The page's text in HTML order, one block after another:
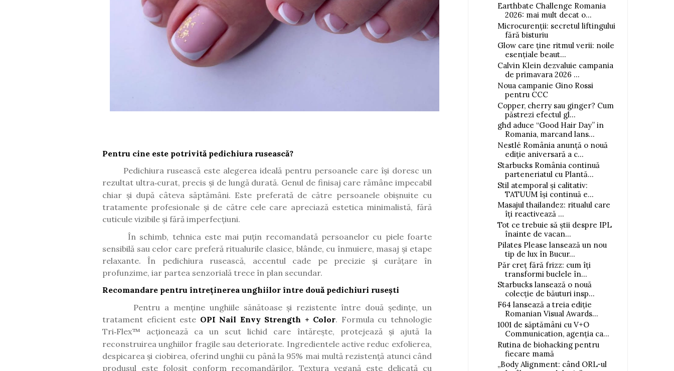
Pentru cine este potrivită pedichiura rusească?
Pedichiura rusească este alegerea ideală pentru persoanele care își doresc un
rezultat ultra‑curat, precis și de lungădurată. Genul de finisaj care rămâne impecabil
chiar și după câteva săptămâni. Este preferatăde către persoanele obișnuite cu
tratamente profesionale și de către cele care apreciazăestetica minimalistă, fără
cuticule vizibile și fără imperfecțiuni.
În schimb, tehnica este mai puțin recomandată persoanelor cu piele foarte
sensibilă sau celor care preferă ritualurile clasice, blânde, cu înmuiere, masaj și etape
relaxante. În pedichiura rusească, accentul cade pe precizie și curățare în
profunzime, iar partea senzorială trece în plan secundar.
Recomandare pentru întreținerea unghiilor între două pedichiuri rusești
Pentru a menține unghiile sănătoase și rezistente între două ședințe, un
tratament eficient este OPI Nail Envy Strength + Color. Formula cu tehnologie
Tri‑Flex™ acționează ca un scut lichid care întărește, protejează și ajută la
reconstruirea unghiilor fragile sau deteriorate. Ingredientele active reduc exfolierea,
despicarea și ciobirea, oferind unghii cu până la 95% mai multă rezistență atunci când
produsul este folosit conform recomandărilor. Textura vegană este delicată cu
Earthbate Challenge Romania
2026: mai mult decat o...
Microcurenții: secretul liftingului
fără bisturiu
Glow care ține ritmul verii: noile
esențiale beaut...
Calvin Klein dezvaluie campania
de primavara 2026 ...
Noua campanie Gino Rossi
pentru CCC
Copper, cherry sau ginger? Cum
păstrezi efectul gl...
ghd aduce “Good Hair Day” in
Romania, marcand lans...
Nestlé România anunță o nouă
ediție aniversară a c...
Starbucks România continuă
parteneriatul cu Plantă...
Stil atemporal și calitativ:
TATUUM își continuă e...
Masajul thailandez: ritualul care
îți reactivează ...
Tot ce trebuie să știi despre IPL
înainte de vacan...
Pilates Please lansează un nou
tip de lux în Bucur...
Păr creț fără frizz: cum îți
transformi buclele în...
Starbucks lansează o nouă
colecție de băuturi insp...
F64 lansează a treia ediție
Romanian Visual Awards...
1001 de săptămâni cu V+O
Communication, agenția ca...
Rutina de biohacking pentru
fiecare mamă
„Body Alignment: când ORL-ul